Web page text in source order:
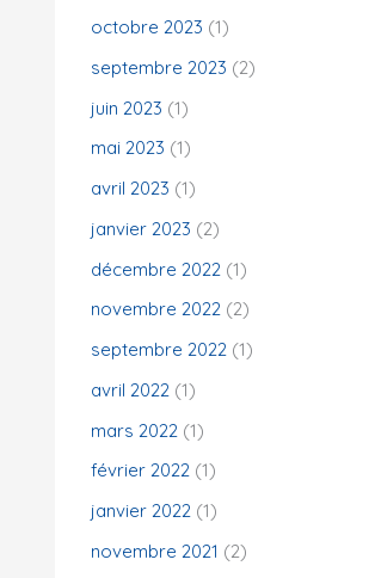
octobre 2023 (1)
septembre 2023 (2)
juin 2023 (1)
mai 2023 (1)
avril 2023 (1)
janvier 2023 (2)
décembre 2022 (1)
novembre 2022 (2)
septembre 2022 (1)
avril 2022 (1)
mars 2022 (1)
février 2022 (1)
janvier 2022 (1)
novembre 2021 (2)